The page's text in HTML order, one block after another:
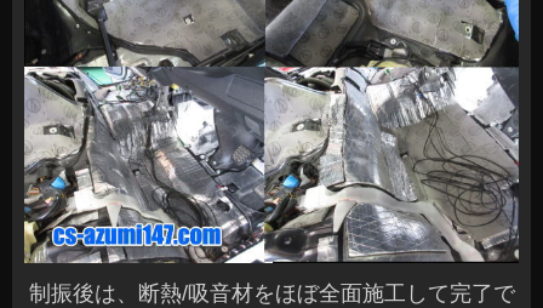
制振後は、断熱/吸音材をほぼ全面施工して完了で